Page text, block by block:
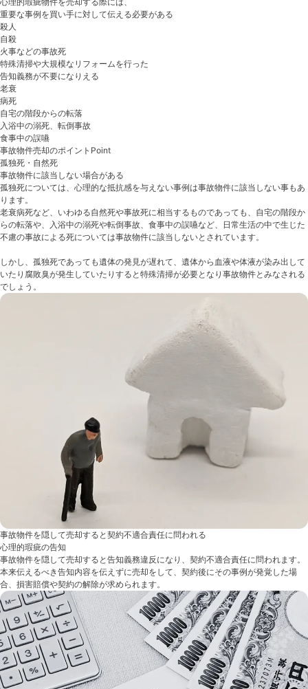
重要な事例を買い手に対して伝える必要がある
殺人
自殺
火事などの事故死
特殊清掃や大規模なリフォームを行った
告知義務が不要になりえる
老衰
病死
自宅の階段からの転落
入浴中の溺死、転倒事故
食事中の誤嚥
事故物件売却のポイント Point
孤独死・自然死
事故物件に該当しない場合がある
孤独死については、心理的な抵抗感を与えない事例は事故物件に該当しない事もあ
ります。
老衰病死など、いわゆる自然死や事故死に相当するものであっても、自宅の階段か
らの転落や、入浴中の溺死や転倒事故、食事中の誤嚥など、日常生活の中で生じた
不慮の事故による死については事故物件に該当しないとされています。
しかし、孤独死であっても遺体の発見が遅れて、遺体から血液や体液が染み出して
いたり腐敗臭が発生していたりすると特殊清掃が必要となり事故物件とみなされる
でしょう。
事故物件を隠して売却すると契約不適合責任に問われる
心理的瑕疵の告知
事故物件を隠して売却すると告知義務違反になり、契約不適合責任に問われます。
本来伝えるべき告知内容を伝えずに売却をして、契約後にその事例が発覚した場
合、損害賠償や契約の解除が求められます。